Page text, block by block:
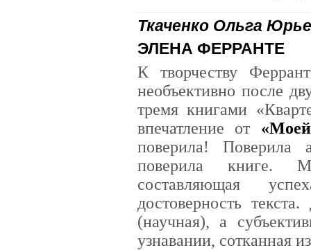
Ткаченко Ольга
ЭЛЕНА ФЕРРАНТЕ
К творчеству
необъективно после
тремя книгами
впечатление от
поверила! Поверила
поверила книге.
составляющая
достоверность
(научная), а
узнавании, сотканная